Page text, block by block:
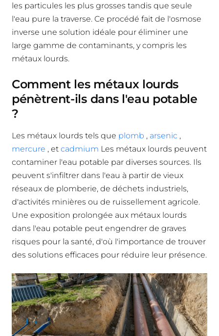
les particules les plus grosses tandis que seule
l'eau pure la traverse. Ce procédé fait de l'osmose
inverse une solution idéale pour éliminer une
large gamme de contaminants, y compris les
métaux lourds.
Comment les métaux lourds
pénètrent-ils dans l'eau potable
?
Les métaux lourds tels que plomb , arsenic ,
mercure , et cadmium Les métaux lourds peuvent
contaminer l'eau potable par diverses sources. Ils
peuvent s'infiltrer dans l'eau à partir de vieux
réseaux de plomberie, de déchets industriels,
d'activités minières ou de ruissellement agricole.
Une exposition prolongée aux métaux lourds
dans l'eau potable peut engendrer de graves
risques pour la santé, d'où l'importance de trouver
des solutions efficaces pour réduire leur présence.